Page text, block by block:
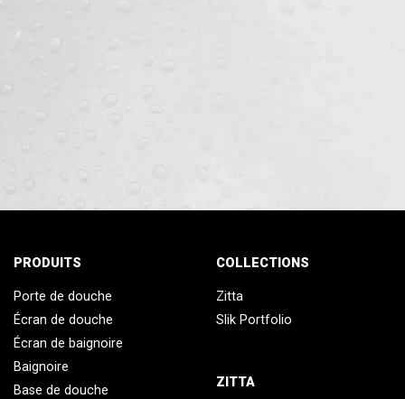
PRODUITS
Porte de douche
Écran de douche
Écran de baignoire
Baignoire
Base de douche
COLLECTIONS
Zitta
Slik Portfolio
ZITTA